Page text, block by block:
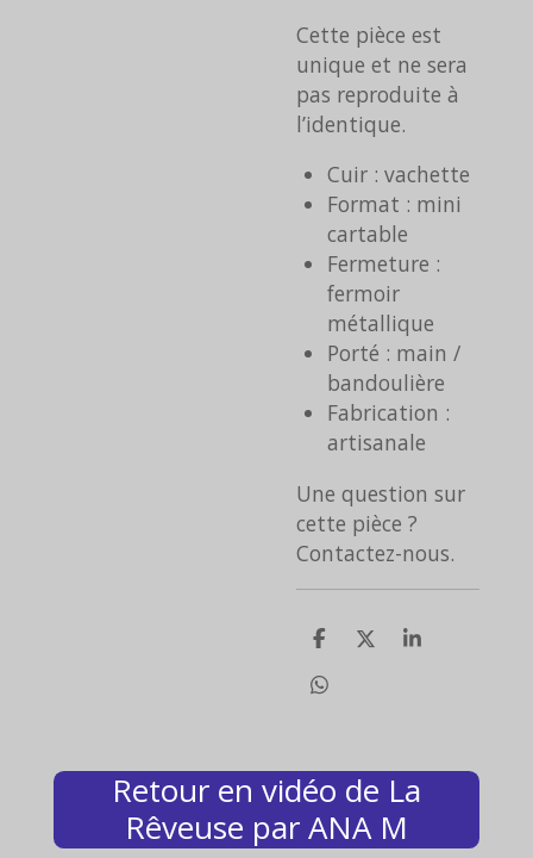
Cette pièce est
unique et ne sera
pas reproduite à
l’identique.
Cuir : vachette
Format : mini
cartable
Fermeture :
fermoir
métallique
Porté : main /
bandoulière
Fabrication :
artisanale
Une question sur
cette pièce ?
Contactez-nous.
P
r
e
r
P
e
r
P
e
r
P
a
g
e
r
Retour en vidéo de La
Rêveuse par ANA M